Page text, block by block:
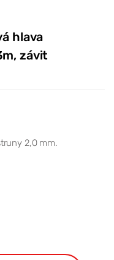
hlava
závit
2,0 mm.